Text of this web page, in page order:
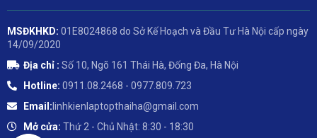
MSĐKHKD: 01E8024868 do Sở Kế Hoạch và Đầu Tư Hà Nội cấp ngày
14/09/2020
Địa chỉ : Số 10, Ngõ 161 Thái Hà, Đống Đa, Hà Nội
Hotline: 0911.08.2468 - 0977.809.723
Email: linhkienlaptopthaiha@gmail.com
Mở cửa: Thứ 2 - Chủ Nhật: 8:30 - 18:30